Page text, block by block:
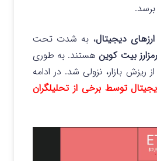
ارزهای دیجیتال، به شدت تحت
رمزارز بیت کوینهستند. به طوری
ریزش بازار، نزولی شد. در ادامه
توسط برخی از تحلیلگران